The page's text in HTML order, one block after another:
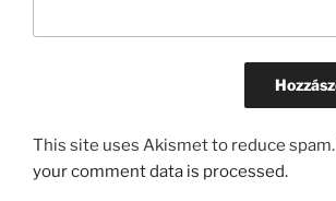
This site uses Akismet to reduce spam.
your comment data is processed.